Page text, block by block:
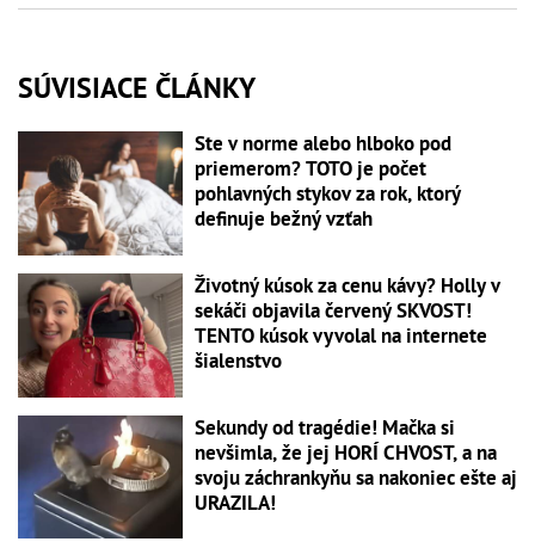
SÚVISIACE ČLÁNKY
Ste v norme alebo hlboko pod
priemerom? TOTO je počet
pohlavných stykov za rok, ktorý
definuje bežný vzťah
Životný kúsok za cenu kávy? Holly v
sekáči objavila červený SKVOST!
TENTO kúsok vyvolal na internete
šialenstvo
Sekundy od tragédie! Mačka si
nevšimla, že jej HORÍ CHVOST, a na
svoju záchrankyňu sa nakoniec ešte aj
URAZILA!